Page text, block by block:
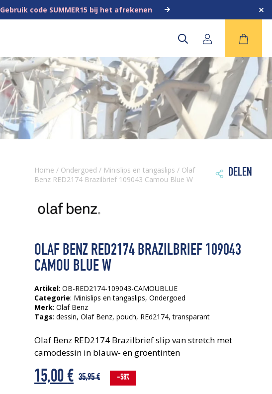
Gebruik code SUMMER15 bij het afrekenen
Home / Ondergoed / Minislips en tangaslips / Olaf
Benz RED2174 Brazilbrief 109043 Camou Blue W
 DELEN
OLAF BENZ RED2174 BRAZILBRIEF 109043
CAMOU BLUE W
Artikel: OB-RED2174-109043-CAMOUBLUE
Categorie: Minislips en tangaslips,Ondergoed
Merk: Olaf Benz
Tags:dessin, Olaf Benz, pouch, REd2174, transparant
Olaf Benz RED2174 Brazilbrief slip van stretch met
camodessin in blauw- en groentinten
35,95€
Oorspronkelijke
15,00€
Huidige
-58%